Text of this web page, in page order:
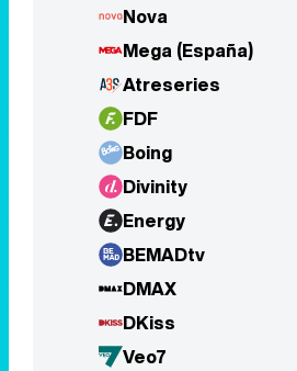
Nova
Mega (España)
Atreseries
FDF
Boing
Divinity
Energy
BEMADtv
DMAX
DKiss
Veo7